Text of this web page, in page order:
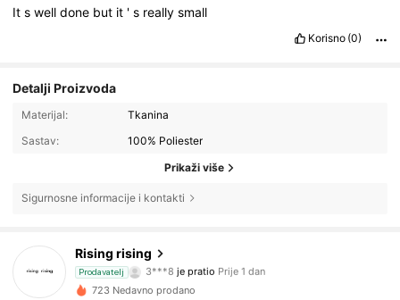
Itswelldone but it 's reallysmall
Korisno (0)
Detalji Proizvoda
Materijal:
Tkanina
Sastav:
100% Poliester
Prikaži više
Sigurnosne informacije i kontakti
Rising rising
Prodavatelj
3***8
4.44
63 Pratitelji
723 Nedavno prodano